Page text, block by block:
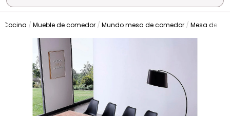
Cocina Mueble de comedor Mundo mesa de comedor Mesa de